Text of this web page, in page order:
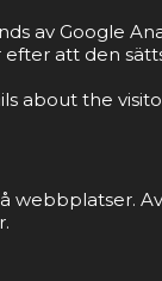
av Google
att den
about the